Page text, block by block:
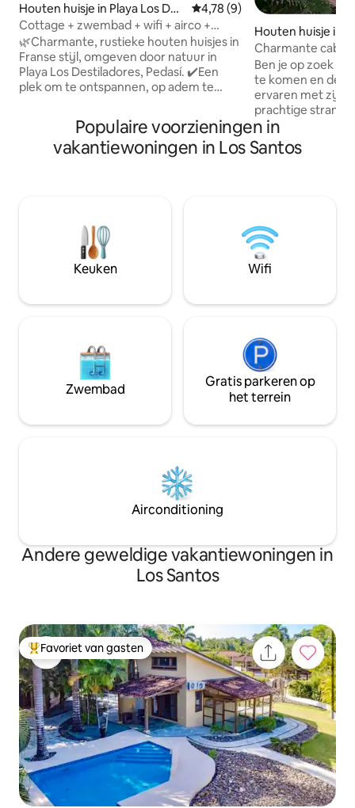
Houten huisje in Playa Los Des
tiladeros
Gemiddelde beoordeling van
4,78 (9)
Cottage + zwembad + wifi + airco +
strand @Playalosdestiladeros
🌿Charmante, rustieke houten huisjes in
Franse stijl, omgeven door natuur in
Playa Los Destiladores, Pedasí. ✔️Een
plek om te ontspannen, op adem te
natuurlijke omgeving, op slechts een
steenworp afstand van het strand. Het is
geen luxe; het is gemoedsrust en een
band met de essentiële dingen. Het
vriendengroep. 🏕️Perfect voor wie op
zoek is naar rust, natuur en een
authentieke ervaring op slechts enkele
stappen van de oceaan🌊. Boek nu, we
Houten huisje in
Charmante
Ben je op zoek
te komen en de
ervaren met zijn
prachtige
te zoeken. Genesteld tussen de bomen
en met uitzicht
zwembaaien in
dagen door met
oceaan of
activiteiten, zoals
wandelen, yoga,
Populaire voorzieningen in
vakantiewoningen in Los Santos
Keuken Wifi
Zwembad
Gratis parkeren op
het terrein
Airconditioning
Andere geweldige vakantiewoningen in
Los Santos
Topfavoriet van gasten
Favoriet van gasten